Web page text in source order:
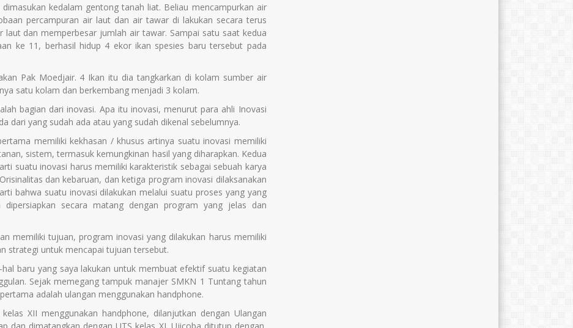
kedalam gentong tanah liat. Beliau mencampurkan air
percampuran air laut dan air tawar di lakukan secara terus
laut dan memperbesar jumlah air tawar. Sampai satu saat kedua
ke 11, berhasil hidup 4 ekor ikan spesies baru tersebut pada
Pak Moedjair. 4 Ikan itu dia tangkarkan di kolam sumber air
satu kolam dan berkembang menjadi 3 kolam.
bagian dari inovasi. Apa itu inovasi, menurut para ahli Inovasi
dari yang sudah ada atau yang sudah dikenal sebelumnya.
memiliki kekhasan / khusus artinya suatu inovasi memiliki
sistem, termasuk kemungkinan hasil yang diharapkan. Kedua
suatu inovasi harus memiliki karakteristik sebagai sebuah karya
dan kebaruan, dan ketiga program inovasi dilaksanakan
bahwa suatu inovasi dilakukan melalui suatu proses yang yang
dipersiapkan secara matang dengan program yang jelas dan
memiliki tujuan, program inovasi yang dilakukan harus memiliki
strategi untuk mencapai tujuan tersebut.
baru yang saya lakukan untuk membuat efektif suatu kegiatan
Sejak memegang tampuk manajer SMKN 1 Tuntang tahun
adalah ulangan menggunakan handphone.
XII menggunakan handphone, dilanjutkan dengan Ulangan